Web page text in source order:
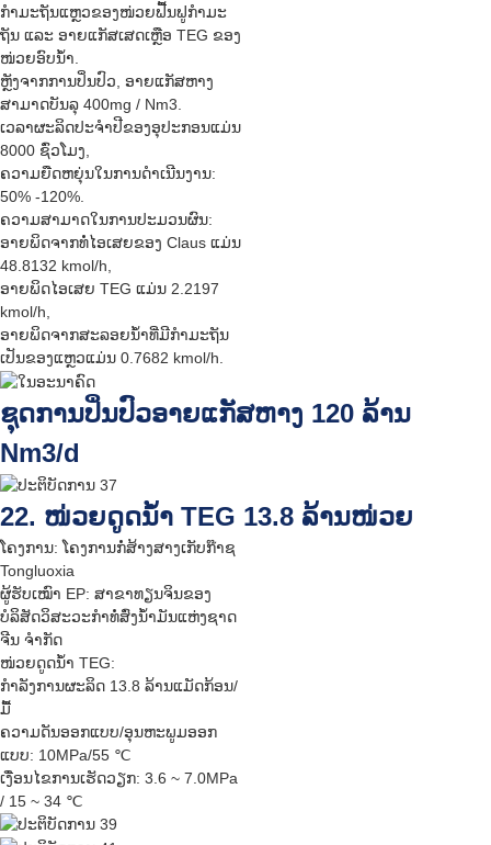
ກຳມະຖັນແຫຼວຂອງໜ່ວຍຟື້ນຟູກຳມະ
ຖັນ ແລະ ອາຍແກັສເສດເຫຼືອ TEG ຂອງ
ໜ່ວຍອົບນ້ຳ.
ຫຼັງຈາກການປິ່ນປົວ, ອາຍແກັສຫາງ
ສາມາດບັນລຸ 400mg / Nm3.
ເວລາຜະລິດປະຈໍາປີຂອງອຸປະກອນແມ່ນ
8000 ຊົ່ວໂມງ,
ຄວາມຍືດຫຍຸ່ນໃນການດໍາເນີນງານ:
50% -120%.
ຄວາມສາມາດໃນການປະມວນຜົນ:
ອາຍພິດຈາກທໍ່ໄອເສຍຂອງ Claus ແມ່ນ
48.8132 kmol/h,
ອາຍພິດໄອເສຍ TEG ແມ່ນ 2.2197
kmol/h,
ອາຍພິດຈາກສະລອຍນ້ຳທີ່ມີກຳມະຖັນ
ເປັນຂອງແຫຼວແມ່ນ 0.7682 kmol/h.
ຊຸດການປິ່ນປົວອາຍແກັສຫາງ 120 ລ້ານ
Nm3/d
22. ໜ່ວຍດູດນ້ຳ TEG 13.8 ລ້ານໜ່ວຍ
ໂຄງການ: ໂຄງການກໍ່ສ້າງສາງເກັບກ໊າຊ
Tongluoxia
ຜູ້ຮັບເໝົາ EP: ສາຂາທຽນຈິນຂອງ
ບໍລິສັດວິສະວະກຳທໍ່ສົ່ງນ້ຳມັນແຫ່ງຊາດ
ຈີນ ຈຳກັດ
ໜ່ວຍດູດນ້ຳ TEG:
ກຳລັງການຜະລິດ 13.8 ລ້ານແມັດກ້ອນ/
ມື້
ຄວາມດັນອອກແບບ/ອຸນຫະພູມອອກ
ແບບ: 10MPa/55 ℃
ເງື່ອນໄຂການເຮັດວຽກ: 3.6 ~ 7.0MPa
/ 15 ~ 34 ℃